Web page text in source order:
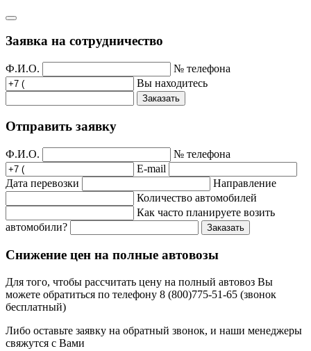
Заявка на сотрудничество
Ф.И.О.
№ телефона
Вы находитесь
Заказать
Отправить заявку
Ф.И.О.
№ телефона
E-mail
Дата перевозки
Направление
Количество автомобилей
Как часто планируете возить
автомобили?
Заказать
Снижение цен на полные автовозы
Для того, чтобы рассчитать цену на полный автовоз Вы
можете обратиться по телефону 8 (800)775-51-65 (звонок
бесплатный)
Либо оставьте заявку на обратный звонок, и наши менеджеры
свяжутся с Вами